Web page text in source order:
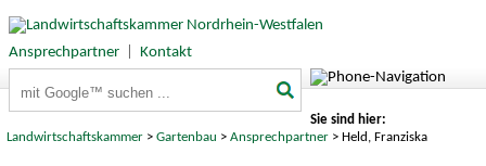
Ansprechpartner|
Kontakt
Sie sind hier:
Landwirtschaftskammer >Gartenbau >Ansprechpartner > Held, Franziska